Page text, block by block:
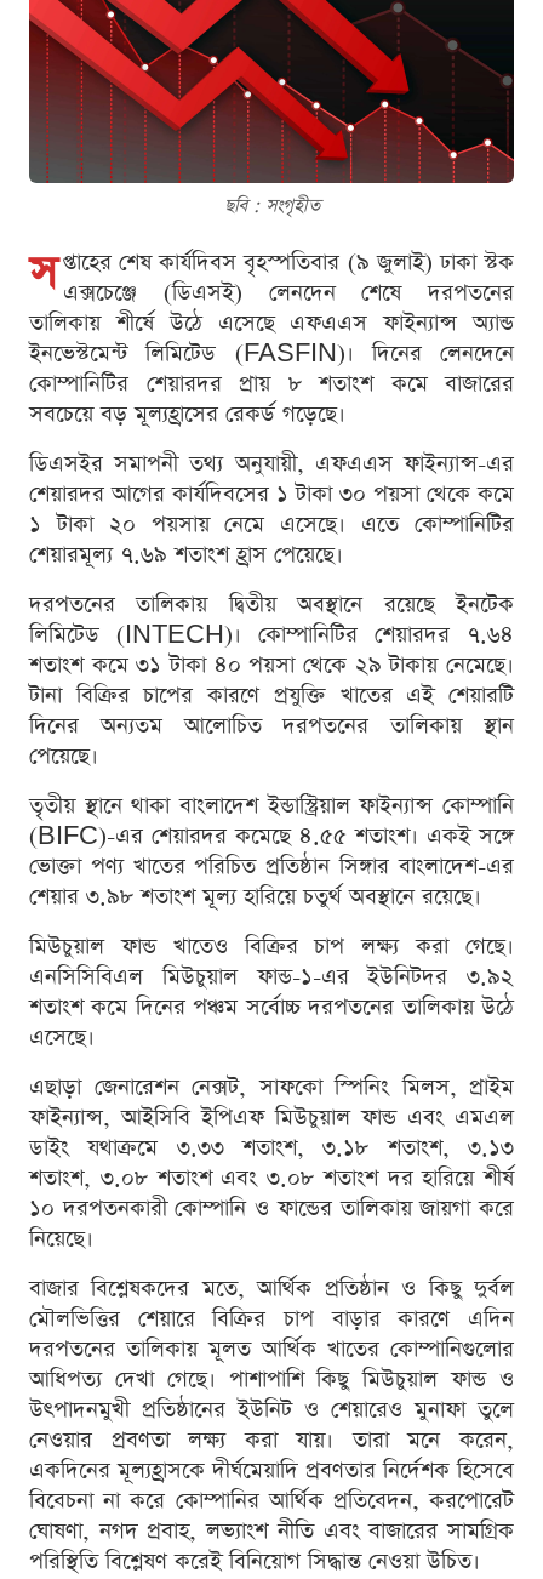
ছবি : সংগৃহীত
স প্তাহের শেষ কার্যদিবস বৃহস্পতিবার (৯ জুলাই) ঢাকা স্টক
এক্সচেঞ্জে (ডিএসই) লেনদেন শেষে দরপতনের
তালিকায় শীর্ষে উঠে এসেছে এফএএস ফাইন্যান্স অ্যান্ড
ইনভেস্টমেন্ট লিমিটেড (FASFIN)। দিনের লেনদেনে
কোম্পানিটির শেয়ারদর প্রায় ৮ শতাংশ কমে বাজারের
সবচেয়ে বড় মূল্যহ্রাসের রেকর্ড গড়েছে।
ডিএসইর সমাপনী তথ্য অনুযায়ী, এফএএস ফাইন্যান্স-এর
শেয়ারদর আগের কার্যদিবসের ১ টাকা ৩০ পয়সা থেকে কমে
১ টাকা ২০ পয়সায় নেমে এসেছে। এতে কোম্পানিটির
শেয়ারমূল্য ৭.৬৯ শতাংশ হ্রাস পেয়েছে।
দরপতনের তালিকায় দ্বিতীয় অবস্থানে রয়েছে ইনটেক
লিমিটেড (INTECH)। কোম্পানিটির শেয়ারদর ৭.৬৪
শতাংশ কমে ৩১ টাকা ৪০ পয়সা থেকে ২৯ টাকায় নেমেছে।
টানা বিক্রির চাপের কারণে প্রযুক্তি খাতের এই শেয়ারটি
দিনের অন্যতম আলোচিত দরপতনের তালিকায় স্থান
পেয়েছে।
তৃতীয় স্থানে থাকা বাংলাদেশ ইন্ডাস্ট্রিয়াল ফাইন্যান্স কোম্পানি
(BIFC)-এর শেয়ারদর কমেছে ৪.৫৫ শতাংশ। একই সঙ্গে
ভোক্তা পণ্য খাতের পরিচিত প্রতিষ্ঠান সিঙ্গার বাংলাদেশ-এর
শেয়ার ৩.৯৮ শতাংশ মূল্য হারিয়ে চতুর্থ অবস্থানে রয়েছে।
মিউচুয়াল ফান্ড খাতেও বিক্রির চাপ লক্ষ্য করা গেছে।
এনসিসিবিএল মিউচুয়াল ফান্ড-১-এর ইউনিটদর ৩.৯২
শতাংশ কমে দিনের পঞ্চম সর্বোচ্চ দরপতনের তালিকায় উঠে
এসেছে।
এছাড়া জেনারেশন নেক্সট, সাফকো স্পিনিং মিলস, প্রাইম
ফাইন্যান্স, আইসিবি ইপিএফ মিউচুয়াল ফান্ড এবং এমএল
ডাইং যথাক্রমে ৩.৩৩ শতাংশ, ৩.১৮ শতাংশ, ৩.১৩
শতাংশ, ৩.০৮ শতাংশ এবং ৩.০৮ শতাংশ দর হারিয়ে শীর্ষ
১০ দরপতনকারী কোম্পানি ও ফান্ডের তালিকায় জায়গা করে
নিয়েছে।
বাজার বিশ্লেষকদের মতে, আর্থিক প্রতিষ্ঠান ও কিছু দুর্বল
মৌলভিত্তির শেয়ারে বিক্রির চাপ বাড়ার কারণে এদিন
দরপতনের তালিকায় মূলত আর্থিক খাতের কোম্পানিগুলোর
আধিপত্য দেখা গেছে। পাশাপাশি কিছু মিউচুয়াল ফান্ড ও
উৎপাদনমুখী প্রতিষ্ঠানের ইউনিট ও শেয়ারেও মুনাফা তুলে
নেওয়ার প্রবণতা লক্ষ্য করা যায়। তারা মনে করেন,
একদিনের মূল্যহ্রাসকে দীর্ঘমেয়াদি প্রবণতার নির্দেশক হিসেবে
বিবেচনা না করে কোম্পানির আর্থিক প্রতিবেদন, করপোরেট
ঘোষণা, নগদ প্রবাহ, লভ্যাংশ নীতি এবং বাজারের সামগ্রিক
পরিস্থিতি বিশ্লেষণ করেই বিনিয়োগ সিদ্ধান্ত নেওয়া উচিত।